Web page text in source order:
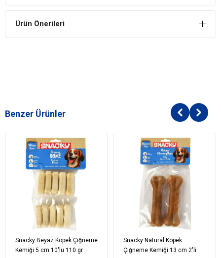
Ürün Önerileri
Benzer Ürünler
Snacky Beyaz Köpek Çiğneme
Kemiği 5 cm 10'lu 110 gr
Snacky Natural Köpek
Çiğneme Kemiği 13 cm 2'li